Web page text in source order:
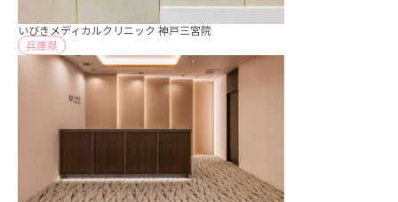
いびきメディカルクリニック 神戸三宮院
兵庫県